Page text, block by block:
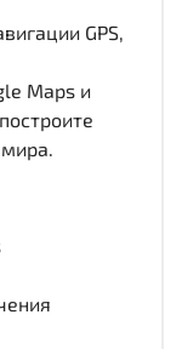
GPS,
Maps и